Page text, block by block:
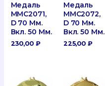
Медаль
MMC2071,
D 70 Мм.
Вкл. 50 Мм.
230,00 ₽
Медаль
MMC2072,
D 70 Мм.
Вкл. 50 Мм.
225,00₽